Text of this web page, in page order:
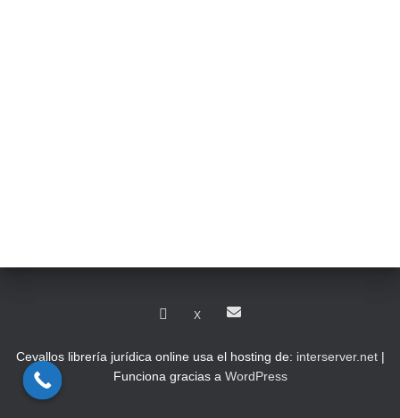
X
Cevallos librería jurídica online usa el hosting de: interserver.net|
Funciona gracias a WordPress